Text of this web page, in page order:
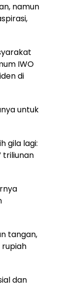
namun
IWO
di
untuk
gila lagi:
triliunan
tangan,
rupiah
dan